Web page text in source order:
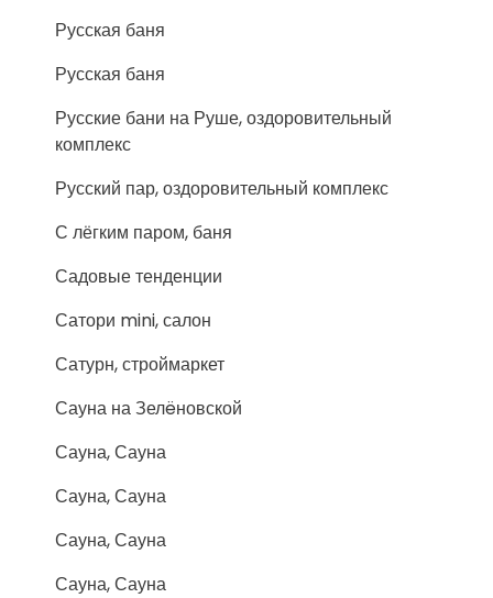
Русская баня
Русская баня
Русские бани на Руше, оздоровительный
комплекс
Русский пар, оздоровительный комплекс
С лёгким паром, баня
Садовые тенденции
Сатори mini, салон
Сатурн, строймаркет
Сауна на Зелëновской
Сауна, Сауна
Сауна, Сауна
Сауна, Сауна
Сауна, Сауна